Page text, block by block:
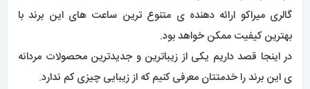
گالری میراکو ارائه دهنده ی متنوع ترین ساعت های این برند با
بهترین کیفیت ممکن خواهد بود.
در اینجا قصد داریم یکی از زیباترین و جدیدترین محصولات مردانه
ی این برند را خدمتتان معرفی کنیم که از زیبایی چیزی کم ندارد.